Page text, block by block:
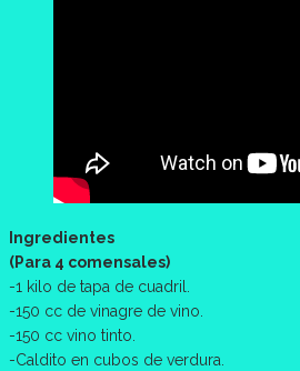
Ingredientes
(Para 4 comensales)
-1 kilo de tapa de cuadril.
-150 cc de vinagre de vino.
-150 cc vino tinto.
-Caldito en cubos de verdura.